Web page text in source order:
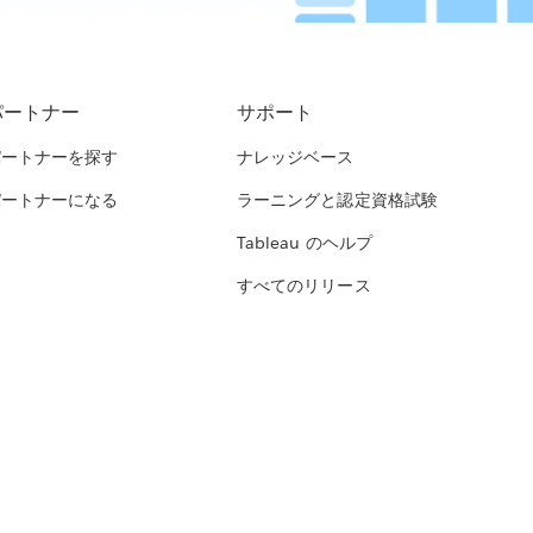
トナー
トナーを探す
トナーになる
サポート
ナレッジベース
ラーニングと認定資格試験
Tableau のヘルプ
すべてのリリース